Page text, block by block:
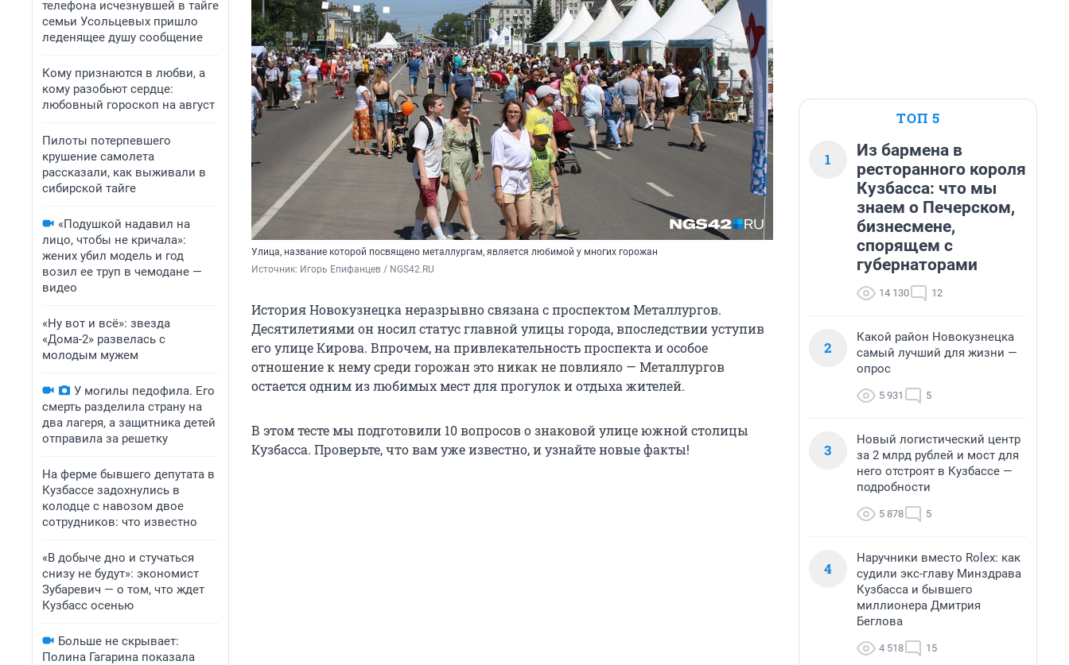
телефона исчезнувшей в тайге
семьи Усольцевых пришло
леденящее душу сообщение
Кому признаются в любви, а
кому разобьют сердце:
любовный гороскоп на август
Пилоты потерпевшего
крушение самолета
рассказали, как выживали в
сибирской тайге
«Подушкой надавил на
лицо, чтобы не кричала»:
жених убил модель и год
возил ее труп в чемодане —
видео
«Ну вот и всё»: звезда
«Дома-2» развелась с
молодым мужем
У могилы педофила. Его
смерть разделила страну на
два лагеря, а защитника детей
отправила за решетку
На ферме бывшего депутата в
Кузбассе задохнулись в
колодце с навозом двое
сотрудников: что известно
«В добыче дно и стучаться
снизу не будут»: экономист
Зубаревич — о том, что ждет
Кузбасс осенью
Больше не скрывает:
Полина Гагарина показала
Улица, название которой посвящено металлургам, является любимой у многих горожан
Источник: Игорь Епифанцев / NGS42.RU
История Новокузнецка неразрывно связана с проспектом Металлургов.
Десятилетиями он носил статус главной улицы города, впоследствии уступив
его улице Кирова. Впрочем, на привлекательность проспекта и особое
отношение к нему среди горожан это никак не повлияло — Металлургов
остается одним из любимых мест для прогулок и отдыха жителей.
В этом тесте мы подготовили 10 вопросов о знаковой улице южной столицы
Кузбасса. Проверьте, что вам уже известно, и узнайте новые факты!
ТОП 5
1
Из бармена в
ресторанного короля
Кузбасса: что мы
знаем о Печерском,
бизнесмене,
спорящем с
губернаторами
14 130 12
2
Какой район Новокузнецка
самый лучший для жизни —
опрос
5 931 5
3
Новый логистический центр
за 2 млрд рублей и мост для
него отстроят в Кузбассе —
подробности
5 878 5
4
Наручники вместо Rolex: как
судили экс-главу Минздрава
Кузбасса и бывшего
миллионера Дмитрия
Беглова
4 518 15